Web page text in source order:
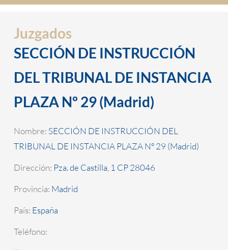
Juzgados
SECCIÓN DE INSTRUCCIÓN
DEL TRIBUNAL DE INSTANCIA
PLAZA Nº 29 (Madrid)
Nombre: SECCIÓN DE INSTRUCCIÓN DEL
TRIBUNAL DE INSTANCIA PLAZA Nº 29 (Madrid)
Dirección: Pza. de Castilla, 1 CP 28046
Provincia: Madrid
País: España
Teléfono: